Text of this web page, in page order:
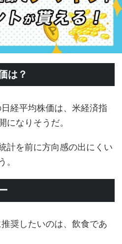
は？
経平均株価は、米経済指
になりそうだ。
計を前に方向感の出にくい
。
奨したいのは、飲食であ